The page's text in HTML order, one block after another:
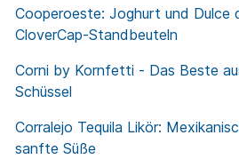
Cooperoeste: Joghurt und Dulce
CloverCap-Standbeuteln
Corni by Kornfetti - Das Beste
Schüssel
Corralejo Tequila Likör:
sanfte Süße